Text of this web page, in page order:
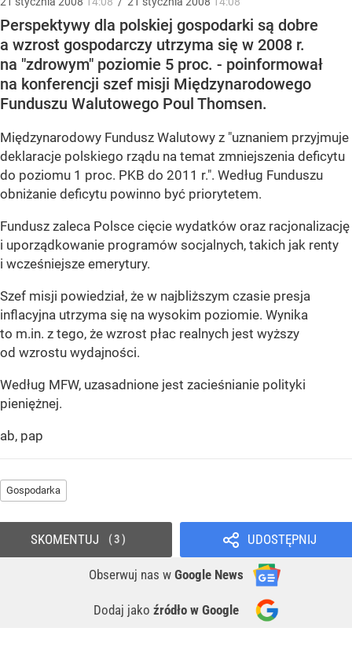
Perspektywy dla polskiej gospodarki są dobre
a wzrost gospodarczy utrzyma się w 2008 r.
na "zdrowym" poziomie 5 proc. - poinformował
na konferencji szef misji Międzynarodowego
Funduszu Walutowego Poul Thomsen.
Międzynarodowy Fundusz Walutowy z "uznaniem przyjmuje
deklaracje polskiego rządu na temat zmniejszenia deficytu
do poziomu 1 proc. PKB do 2011 r.". Według Funduszu
obniżanie deficytu powinno być priorytetem.
Fundusz zaleca Polsce cięcie wydatków oraz racjonalizację
i uporządkowanie programów socjalnych, takich jak renty
i wcześniejsze emerytury.
Szef misji powiedział, że w najbliższym czasie presja
inflacyjna utrzyma się na wysokim poziomie. Wynika
to m.in. z tego, że wzrost płac realnych jest wyższy
od wzrostu wydajności.
Według MFW, uzasadnione jest zacieśnianie polityki
pieniężnej.
ab, pap
Gospodarka
UDOSTĘPNIJ
Obserwuj nas w Google News
Dodaj jako źródło w Google
SKOMENTUJ 3